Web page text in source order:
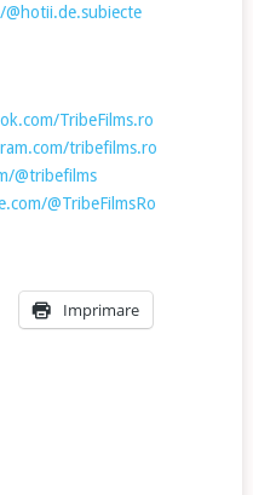
TribeFilms.ro
tribefilms.ro
@tribefilms
@TribeFilmsRo
Imprimare